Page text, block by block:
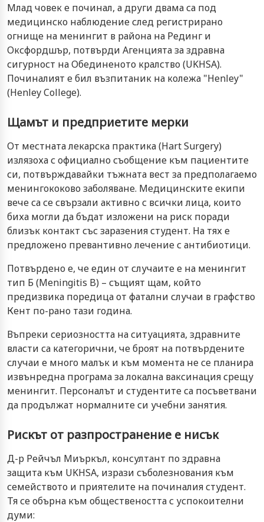
Млад човек е починал, а други двама са под
медицинско наблюдение след регистрирано
огнище на менингит в района на Рединг и
Оксфордшър, потвърди Агенцията за здравна
сигурност на Обединеното кралство (UKHSA).
Починалият е бил възпитаник на колежа "Henley"
(Henley College).
Щамът и предприетите мерки
От местната лекарска практика (Hart Surgery)
излязоха с официално съобщение към пациентите
си, потвърждавайки тъжната вест за предполагаемо
менингококово заболяване. Медицинските екипи
вече са се свързали активно с всички лица, които
биха могли да бъдат изложени на риск поради
близък контакт със заразения студент. На тях е
предложено превантивно лечение с антибиотици.
Потвърдено е, че един от случаите е на менингит
тип Б (Meningitis B) – същият щам, който
предизвика поредица от фатални случаи в графство
Кент по-рано тази година.
Въпреки сериозността на ситуацията, здравните
власти са категорични, че броят на потвърдените
случаи е много малък и към момента не се планира
извънредна програма за локална ваксинация срещу
менингит. Персоналът и студентите са посъветвани
да продължат нормалните си учебни занятия.
Рискът от разпространение е нисък
Д-р Рейчъл Миъркъл, консултант по здравна
защита към UKHSA, изрази съболезнования към
семейството и приятелите на починалия студент.
Тя се обърна към обществеността с успокоителни
думи: